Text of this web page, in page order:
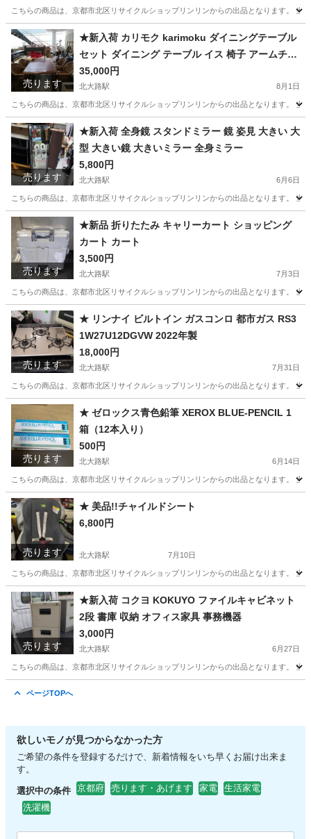
こちらの商品は、京都市北区リサイクルショップリンリンからの出品となります。
京都 京都市 北大路駅 椅子 ゲーミングチェア
売ります
★新入荷 カリモク karimoku ダイニングテーブル
セット ダイニング テーブル イス 椅子 アームチェ
ア ベントウッド 曲げ木 ラタン 籐
35,000円
北大路駅 8月1日
こちらの商品は、京都市北区リサイクルショップリンリンからの出品となります。
京都 京都市 北大路駅 ダイニングセット
売ります
★新入荷 全身鏡 スタンドミラー 鏡 姿見 大きい 大
型 大きい鏡 大きいミラー 全身ミラー
5,800円
北大路駅 6月6日
こちらの商品は、京都市北区リサイクルショップリンリンからの出品となります。
京都 京都市 北大路駅 ミラー/鏡 ミラー
売ります
★新品 折りたたみ キャリーカート ショッピング
カート カート
3,500円
北大路駅 7月3日
こちらの商品は、京都市北区リサイクルショップリンリンからの出品となります。
京都 京都市 北大路駅 家具
売ります
★ リンナイ ビルトイン ガスコンロ 都市ガス RS3
1W27U12DGVW 2022年製
18,000円
北大路駅 7月31日
こちらの商品は、京都市北区リサイクルショップリンリンからの出品となります。
京都 京都市 北大路駅 家具 ビルトイン
売ります
★ ゼロックス青色鉛筆 XEROX BLUE-PENCIL 1
箱（12本入り）
500円
北大路駅 6月14日
こちらの商品は、京都市北区リサイクルショップリンリンからの出品となります。
京都 京都市 北大路駅 生活雑貨 XEROX
売ります
★ 美品!!チャイルドシート
6,800円
北大路駅 7月10日
こちらの商品は、京都市北区リサイクルショップリンリンからの出品となります。
京都 京都市 北大路駅 ベビー用品
売ります
★新入荷 コクヨ KOKUYO ファイルキャビネット
2段 書庫 収納 オフィス家具 事務機器
3,000円
北大路駅 6月27日
こちらの商品は、京都市北区リサイクルショップリンリンからの出品となります。
ページTOPへ
欲しいモノが見つからなかった方
ご希望の条件を登録するだけで、新着情報をいち早くお届け出来ま
す。
選択中の条件 京都府 売ります・あげます 家電
生活家電
洗濯機